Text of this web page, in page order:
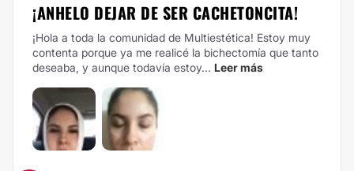
¡ANHELO DEJAR DE SER CACHETONCITA!
¡Hola a toda la comunidad de Multiestética! Estoy muy
contenta porque ya me realicé la bichectomía que tanto
deseaba, y aunque todavía estoy... Leer más